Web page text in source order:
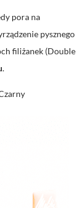
pora na
pysznego
filiżanek (Double
.